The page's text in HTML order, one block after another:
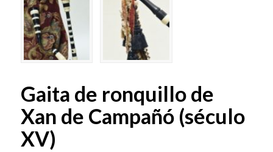
Gaita de ronquillo de
Xan de Campañó (século
XV)